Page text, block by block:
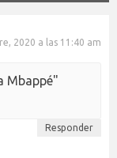
2020 a las 11:40 am
Mbappé"
Responder